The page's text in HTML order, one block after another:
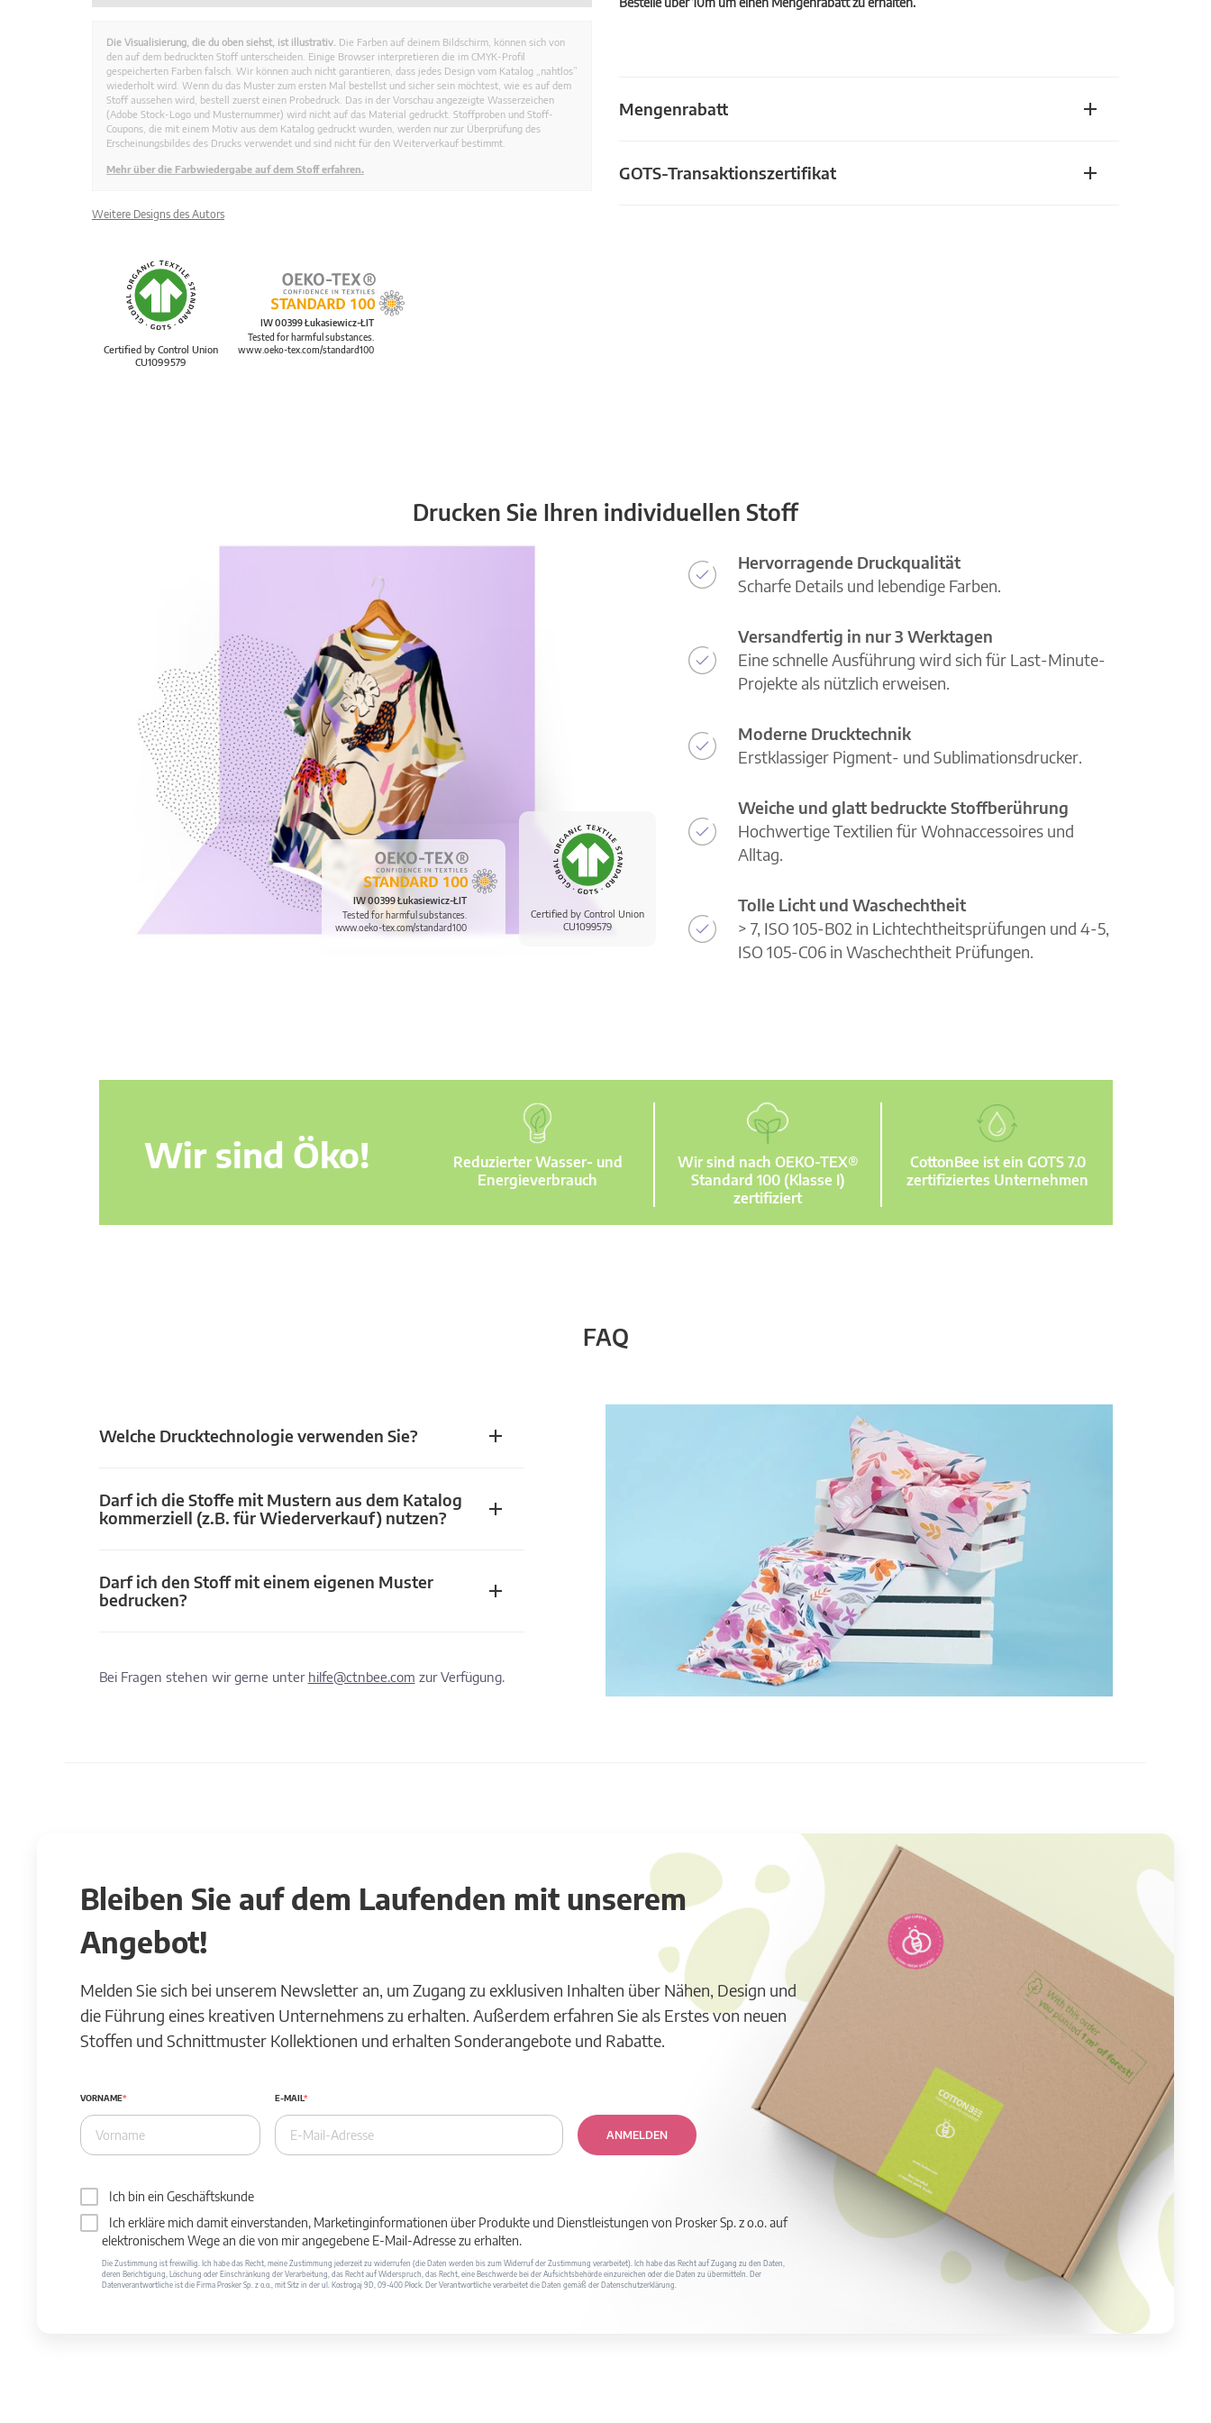
Mengenrabatt
GOTS-Transaktionszertifikat
Die Visualisierung, die du oben siehst, ist illustrativ. Die Farben auf deinem Bildschirm, können sich von
den auf dem bedruckten Stoff unterscheiden. Einige Browser interpretieren die im CMYK-Profil
gespeicherten Farben falsch. Wir können auch nicht garantieren, dass jedes Design vom Katalog „nahtlos”
wiederholt wird. Wenn du das Muster zum ersten Mal bestellst und sicher sein möchtest, wie es auf dem
Stoff aussehen wird, bestell zuerst einen Probedruck. Das in der Vorschau angezeigte Wasserzeichen
(Adobe Stock-Logo und Musternummer) wird nicht auf das Material gedruckt. Stoffproben und Stoff-
Coupons, die mit einem Motiv aus dem Katalog gedruckt wurden, werden nur zur Überprüfung des
Erscheinungsbildes des Drucks verwendet und sind nicht für den Weiterverkauf bestimmt.
Mehr über die Farbwiedergabe auf dem Stoff erfahren.
Weitere Designs des Autors
Certified by Control Union
CU1099579
IW 00399 Łukasiewicz-ŁIT
Tested for harmful substances.
www.oeko-tex.com/standard100
Drucken Sie Ihren individuellen Stoff
Certified by Control Union
CU1099579
IW 00399 Łukasiewicz-ŁIT
Tested for harmful substances.
www.oeko-tex.com/standard100
Hervorragende Druckqualität
Scharfe Details und lebendige Farben.
Versandfertig in nur 3 Werktagen
Eine schnelle Ausführung wird sich für Last-Minute-
Projekte als nützlich erweisen.
Moderne Drucktechnik
Erstklassiger Pigment- und Sublimationsdrucker.
Weiche und glatt bedruckte Stoffberührung
Hochwertige Textilien für Wohnaccessoires und
Alltag.
Tolle Licht und Waschechtheit
> 7, ISO 105-B02 in Lichtechtheitsprüfungen und 4-5,
ISO 105-C06 in Waschechtheit Prüfungen.
Wir sind Öko!
Reduzierter Wasser- und
Energieverbrauch
Wir sind nach OEKO-TEX®
Standard 100 (Klasse I)
zertifiziert
CottonBee ist ein GOTS 7.0
zertifiziertes Unternehmen
FAQ
Welche Drucktechnologie verwenden Sie?
Darf ich die Stoffe mit Mustern aus dem Katalog
kommerziell (z.B. für Wiederverkauf) nutzen?
Darf ich den Stoff mit einem eigenen Muster
bedrucken?
Bei Fragen stehen wir gerne unter hilfe@ctnbee.com zur Verfügung.
Bleiben Sie auf dem Laufenden mit unserem
Angebot!
Melden Sie sich bei unserem Newsletter an, um Zugang zu exklusiven Inhalten über Nähen, Design und
die Führung eines kreativen Unternehmens zu erhalten. Außerdem erfahren Sie als Erstes von neuen
Stoffen und Schnittmuster Kollektionen und erhalten Sonderangebote und Rabatte.
VORNAME E-MAIL
ANMELDEN
Ich bin ein Geschäftskunde
Ich erkläre mich damit einverstanden, Marketinginformationen über Produkte und Dienstleistungen von Prosker Sp. z o.o. auf
elektronischem Wege an die von mir angegebene E-Mail-Adresse zu erhalten.
Die Zustimmung ist freiwillig. Ich habe das Recht, meine Zustimmung jederzeit zu widerrufen (die Daten werden bis zum Widerruf der Zustimmung verarbeitet). Ich habe das Recht auf Zugang zu den Daten,
deren Berichtigung, Löschung oder Einschränkung der Verarbeitung, das Recht auf Widerspruch, das Recht, eine Beschwerde bei der Aufsichtsbehörde einzureichen oder die Daten zu übermitteln. Der
Datenverantwortliche ist die Firma Prosker Sp. z o.o., mit Sitz in der ul. Kostrogaj 9D, 09-400 Płock. Der Verantwortliche verarbeitet die Daten gemäß der Datenschutzerklärung.